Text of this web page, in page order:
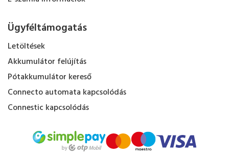
Ügyféltámogatás
Letöltések
Akkumulátor felújítás
Pótakkumulátor kereső
Connecto automata kapcsolódás
Connestic kapcsolódás